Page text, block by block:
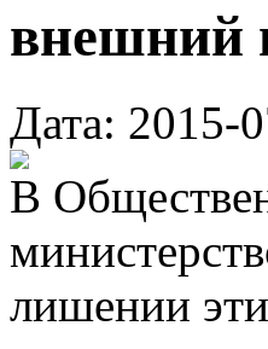
внешний
Дата: 2015-
В
лишении